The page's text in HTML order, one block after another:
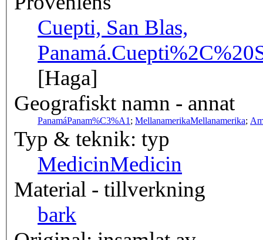
Cuepti, San Blas,
Panamá.
[Haga]
Geografiskt namn - annat
PanamáPanam%C3%A1 ; MellanamerikaMellanamerika;
Typ & teknik: typ
MedicinMedicin
Material - tillverkning
bark